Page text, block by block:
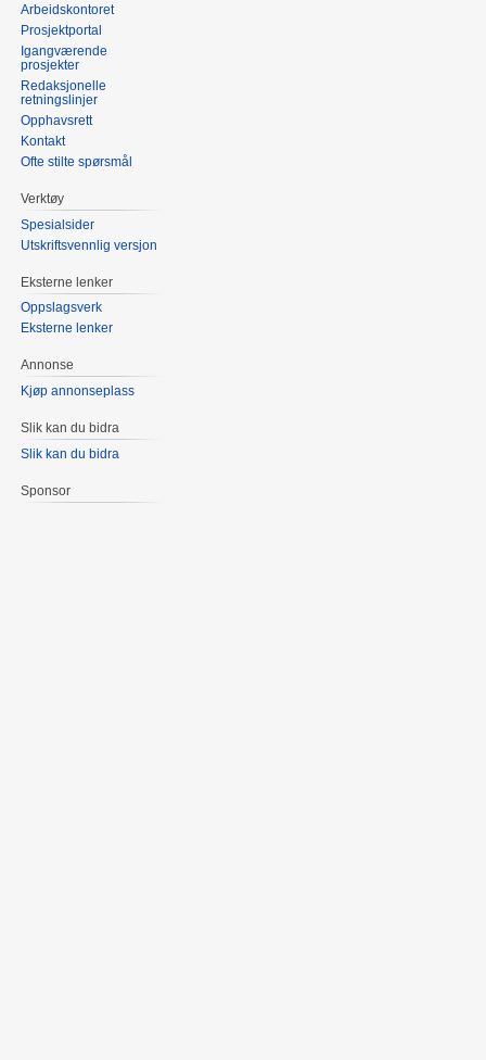
Arbeidskontoret
Prosjektportal
Igangværende
prosjekter
Redaksjonelle
retningslinjer
Opphavsrett
Kontakt
Ofte stilte spørsmål
Verktøy
Spesialsider
Utskriftsvennlig versjon
Eksterne lenker
Oppslagsverk
Eksterne lenker
Annonse
Kjøp annonseplass
Slik kan du bidra
Slik kan du bidra
Sponsor